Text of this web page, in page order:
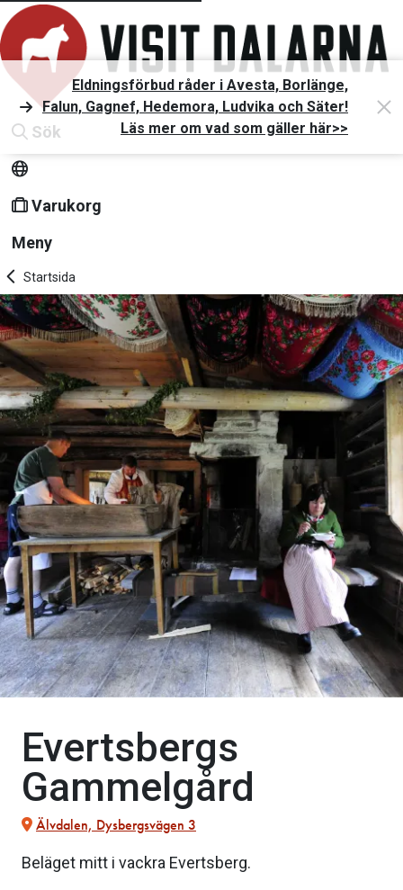
Sök
Varukorg
Meny
Eldningsförbud råder i Avesta, Borlänge,
Falun, Gagnef, Hedemora, Ludvika och Säter!
Läs mer om vad som gäller här>>
Startsida
Evertsbergs
Gammelgård
Älvdalen, Dysbergsvägen 3
Beläget mitt i vackra Evertsberg.